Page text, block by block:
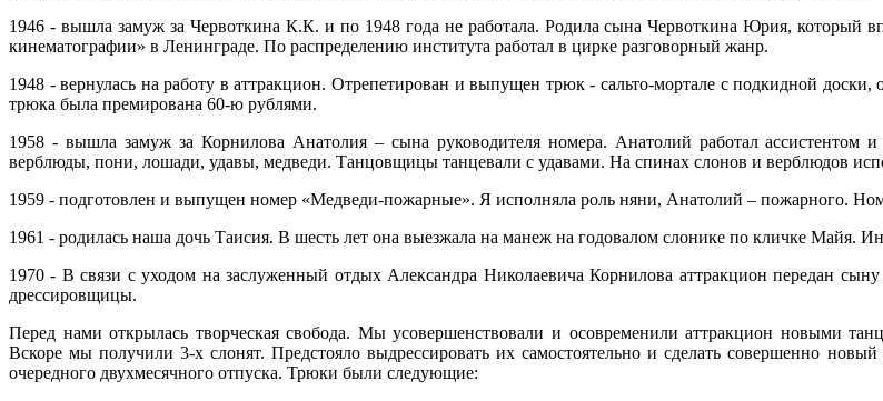
1946 - вышла замуж за Червоткина К.К. и по 1948 года не работала. Родила сына Червоткина Юрия, который
кинематографии» в Ленинграде. По распределению института работал в цирке разговорный жанр.
1948 - вернулась на работу в аттракцион. Отрепетирован и выпущен трюк - сальто-мортале с подкидной
трюка была премирована 60-ю рублями.
1958 - вышла замуж за Корнилова Анатолия – сына руководителя номера. Анатолий работал
верблюды, пони, лошади, удавы, медведи. Танцовщицы танцевали с удавами. На спинах слонов и верблюдов
1959 - подготовлен и выпущен номер «Медведи-пожарные». Я исполняла роль няни, Анатолий – пожарного.
1961 - родилась наша дочь Таисия. В шесть лет она выезжала на манеж на годовалом слонике по кличке Майя.
1970 - В связи с уходом на заслуженный отдых Александра Николаевича Корнилова аттракцион передан
дрессировщицы.
Перед нами открылась творческая свобода. Мы усовершенствовали и осовременили аттракцион новыми
Вскоре мы получили 3-х слонят. Предстояло выдрессировать их самостоятельно и сделать совершенно
очередного двухмесячного отпуска. Трюки были следующие: